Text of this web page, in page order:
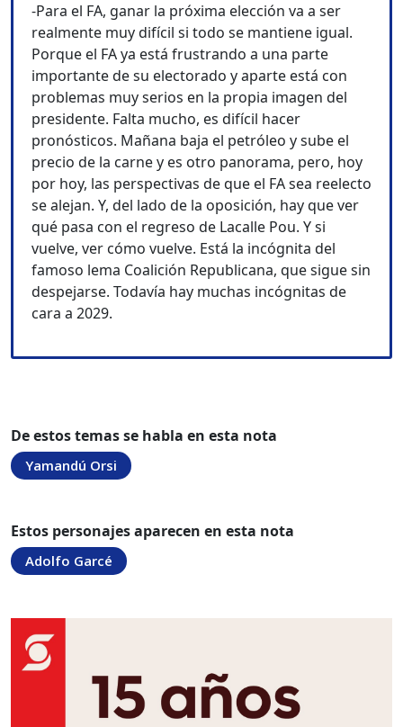
-Para el FA, ganar la próxima elección va a ser
realmente muy difícil si todo se mantiene igual.
Porque el FA ya está frustrando a una parte
importante de su electorado y aparte está con
problemas muy serios en la propia imagen del
presidente. Falta mucho, es difícil hacer
pronósticos. Mañana baja el petróleo y sube el
precio de la carne y es otro panorama, pero, hoy
por hoy, las perspectivas de que el FA sea reelecto
se alejan. Y, del lado de la oposición, hay que ver
qué pasa con el regreso de Lacalle Pou. Y si
vuelve, ver cómo vuelve. Está la incógnita del
famoso lema Coalición Republicana, que sigue sin
despejarse. Todavía hay muchas incógnitas de
cara a 2029.
De estos temas se habla en esta nota
Yamandú Orsi
Estos personajes aparecen en esta nota
Adolfo Garcé